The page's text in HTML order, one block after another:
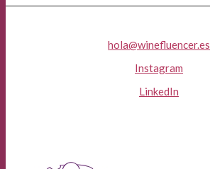
hola@winefluencer.es
Instagram
LinkedIn